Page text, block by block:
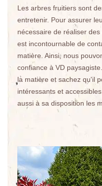
Les arbres fruitiers sont
entretenir. Pour assurer
nécessaire de réaliser
est incontournable de
matière. Ainsi, nous
confiance à VD
la matière et sachez qu'il
intéressants et
aussi à sa disposition les